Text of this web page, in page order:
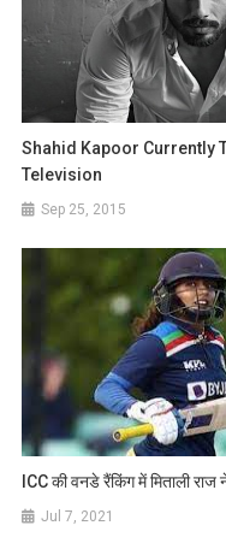
Shahid Kapoor Currently
Television
Sep 25, 2015
ICC की वनडे रैंकिंग में मिताली राज
Jul 7, 2021